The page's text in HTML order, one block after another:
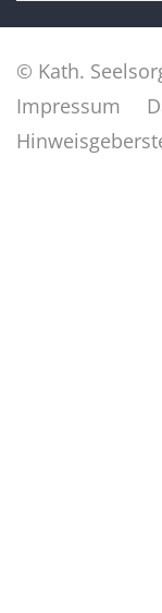
© Kath.
Impressum